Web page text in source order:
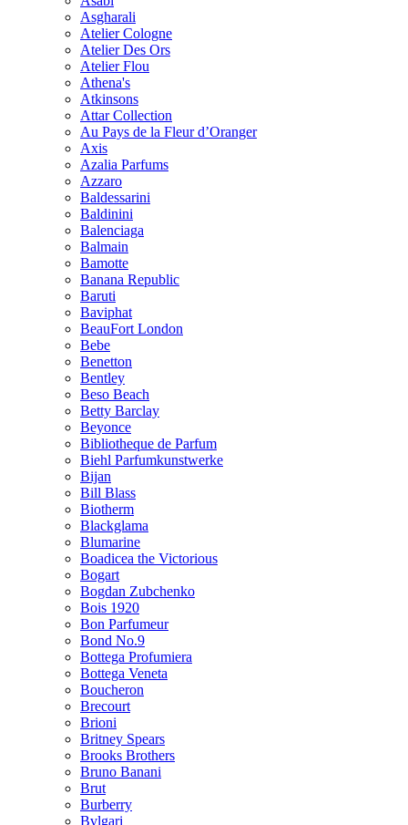
Asgharali
Atelier Cologne
Atelier Des Ors
Atelier Flou
Athena's
Atkinsons
Attar Collection
Au Pays de la Fleur d’Oranger
Axis
Azalia Parfums
Azzaro
Baldessarini
Baldinini
Balenciaga
Balmain
Bamotte
Banana Republic
Baruti
Baviphat
BeauFort London
Bebe
Benetton
Bentley
Beso Beach
Betty Barclay
Beyonce
Bibliotheque de Parfum
Biehl Parfumkunstwerke
Bijan
Bill Blass
Biotherm
Blackglama
Blumarine
Boadicea the Victorious
Bogart
Bogdan Zubchenko
Bois 1920
Bon Parfumeur
Bond No.9
Bottega Profumiera
Bottega Veneta
Boucheron
Brecourt
Brioni
Britney Spears
Brooks Brothers
Bruno Banani
Brut
Burberry
Bvlgari